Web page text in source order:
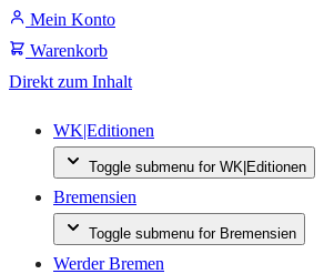
Suche
Mein Konto
Warenkorb
Direkt zum Inhalt
WK|Editionen
Toggle submenu for WK|Editionen
Bremensien
Toggle submenu for Bremensien
Werder Bremen